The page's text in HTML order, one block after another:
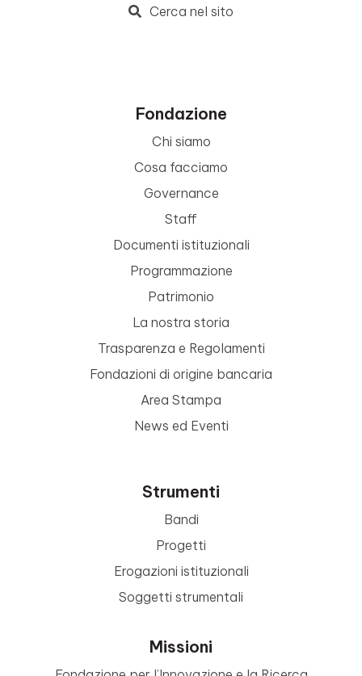
Cerca nel sito
Fondazione
Chi siamo
Cosa facciamo
Governance
Staff
Documenti istituzionali
Programmazione
Patrimonio
La nostra storia
Trasparenza e Regolamenti
Fondazioni di origine bancaria
Area Stampa
News ed Eventi
Strumenti
Bandi
Progetti
Erogazioni istituzionali
Soggetti strumentali
Missioni